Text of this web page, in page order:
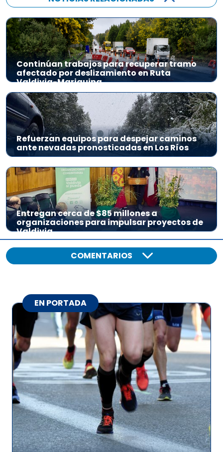
Continúan trabajos para recuperar tramo
afectado por deslizamiento en Ruta
Valdivia-Mariquina
Refuerzan equipos para despejar caminos
ante nevadas pronosticadas en Los Ríos
Entregan cerca de $85 millones a
organizaciones para impulsar proyectos de
Valdivia
COMENTARIOS
EN PORTADA